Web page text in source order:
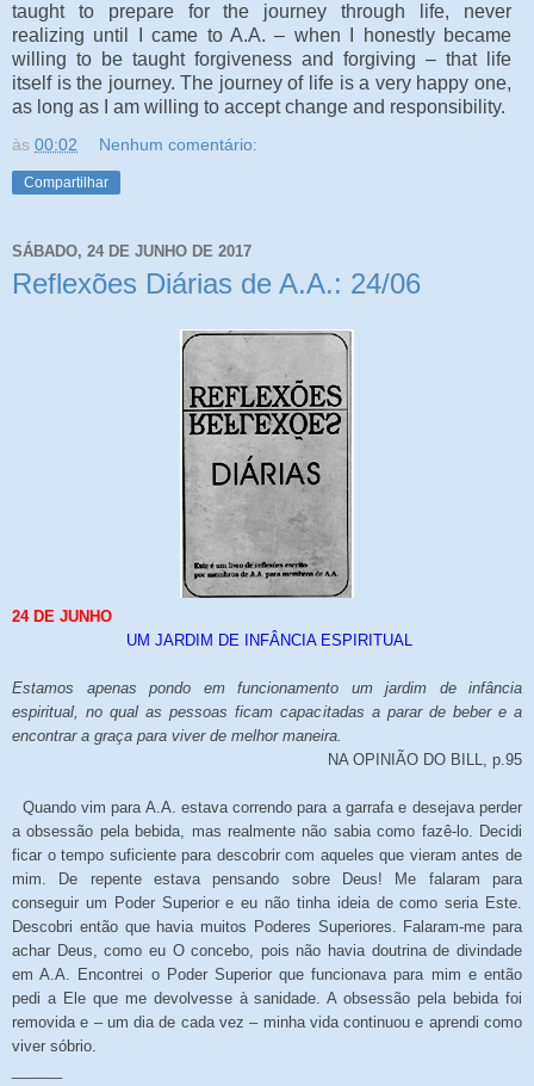
taught to prepare for the journey through life, never
realizing until I came to A.A. – when I honestly became
willing to be taught forgiveness and forgiving – that life
itself is the journey. The journey of life is a very happy one,
as long as I am willing to accept change and responsibility.
às 00:02 Nenhum comentário:
Compartilhar
SÁBADO, 24 DE JUNHO DE 2017
Reflexões Diárias de A.A.: 24/06
24 DE JUNHO
UM JARDIM DE INFÂNCIA ESPIRITUAL
Estamos apenas pondo em funcionamento um jardim de infância
espiritual, no qual as pessoas ficam capacitadas a parar de beber e a
encontrar a graça para viver de melhor maneira.
NA OPINIÃO DO BILL, p.95
Quando vim para A.A. estava correndo para a garrafa e desejava perder
a obsessão pela bebida, mas realmente não sabia como fazê-lo. Decidi
ficar o tempo suficiente para descobrir com aqueles que vieram antes de
mim. De repente estava pensando sobre Deus! Me falaram para
conseguir um Poder Superior e eu não tinha ideia de como seria Este.
Descobri então que havia muitos Poderes Superiores. Falaram-me para
achar Deus, como eu O concebo, pois não havia doutrina de divindade
em A.A. Encontrei o Poder Superior que funcionava para mim e então
pedi a Ele que me devolvesse à sanidade. A obsessão pela bebida foi
removida e – um dia de cada vez – minha vida continuou e aprendi como
viver sóbrio.